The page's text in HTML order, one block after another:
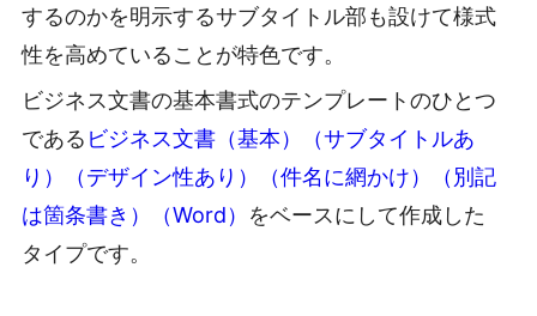
するのかを明示するサブタイトル部も設けて様式
性を高めていることが特色です。
ビジネス文書の基本書式のテンプレートのひとつ
である ビジネス文書（基本）（サブタイトルあ
り）（デザイン性あり）（件名に網かけ）（別記
は箇条書き）（Word） をベースにして作成した
タイプです。